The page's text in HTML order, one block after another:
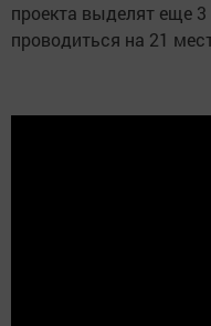
проекта выделят еще
проводиться на 21